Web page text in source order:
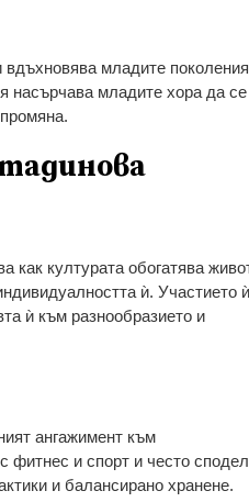
младите
насърчава младите хора да се
как културата обогатява
ѝ. Участието
ѝ към разнообразието и
ангажимент към
фитнес и спорт и често
и балансирано хранене.